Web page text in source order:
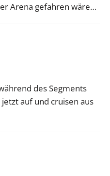
Arena gefahren wäre…
des Segments
auf und cruisen aus